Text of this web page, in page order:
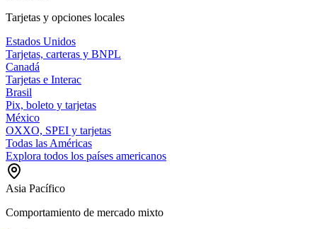
Tarjetas y opciones locales
Estados Unidos
Tarjetas, carteras y BNPL
Canadá
Tarjetas e Interac
Brasil
Pix, boleto y tarjetas
México
OXXO, SPEI y tarjetas
Todas las Américas
Explora todos los países americanos
Asia Pacífico
Comportamiento de mercado mixto